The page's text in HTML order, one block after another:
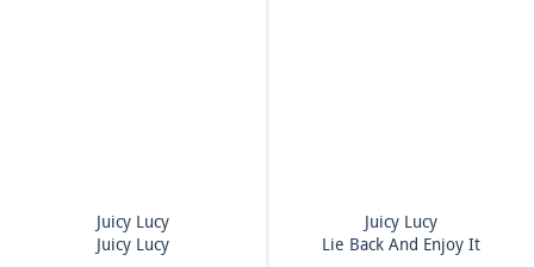
Juicy Lucy
Juicy Lucy
Juicy Lucy
Lie Back And Enjoy It